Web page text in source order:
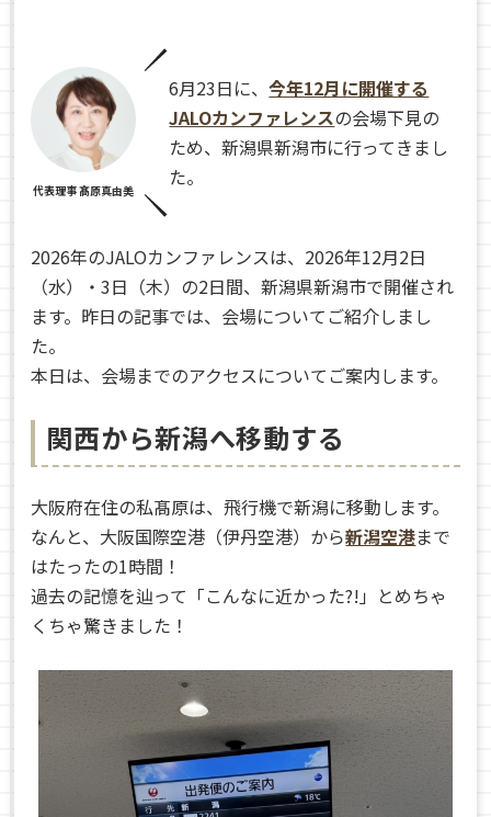
代表理事 髙原真由美
6月23日に、今年12月に開催する
JALOカンファレンスの会場下見の
ため、新潟県新潟市に行ってきまし
た。
2026年のJALOカンファレンスは、2026年12月2日
（水）・3日（木）の2日間、新潟県新潟市で開催され
ます。昨日の記事では、会場についてご紹介しまし
た。
本日は、会場までのアクセスについてご案内します。
関西から新潟へ移動する
大阪府在住の私髙原は、飛行機で新潟に移動します。
なんと、大阪国際空港（伊丹空港）から新潟空港まで
はたったの1時間！
過去の記憶を辿って「こんなに近かった?!」とめちゃ
くちゃ驚きました！